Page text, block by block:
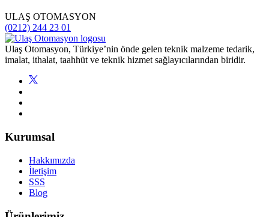
ULAŞ OTOMASYON
(0212) 244 23 01
Ulaş Otomasyon, Türkiye’nin önde gelen teknik malzeme tedarik,
imalat, ithalat, taahhüt ve teknik hizmet sağlayıcılarından biridir.
Kurumsal
Hakkımızda
İletişim
SSS
Blog